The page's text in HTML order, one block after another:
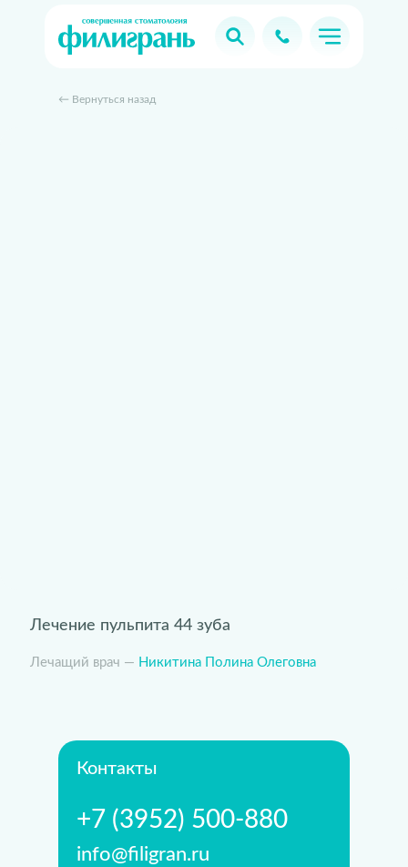
← Вернуться назад
Лечение пульпита 44 зуба
Лечащий врач — Никитина Полина Олеговна
info@filigran.ru
+7 (3952) 500-880
Контакты